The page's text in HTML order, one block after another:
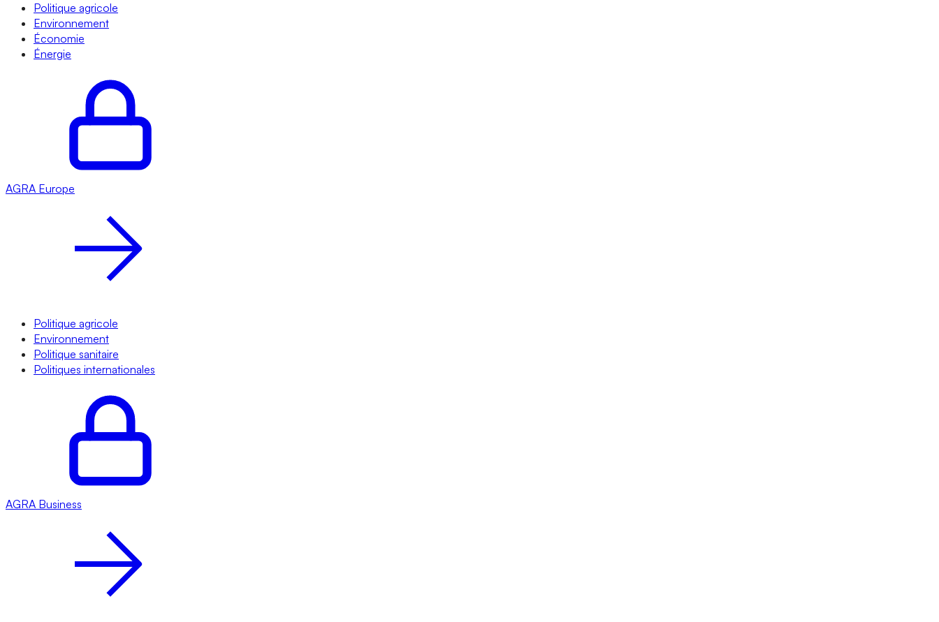
Politique agricole
Environnement
Économie
Énergie
AGRA Europe
Politique agricole
Environnement
Politique sanitaire
Politiques internationales
AGRA Business